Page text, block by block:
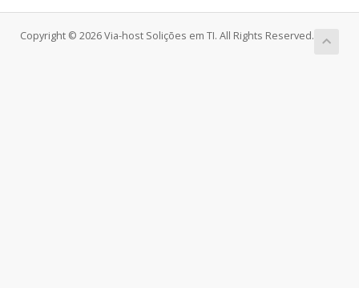
Copyright © 2026 Via-host Solições em TI. All Rights Reserved.